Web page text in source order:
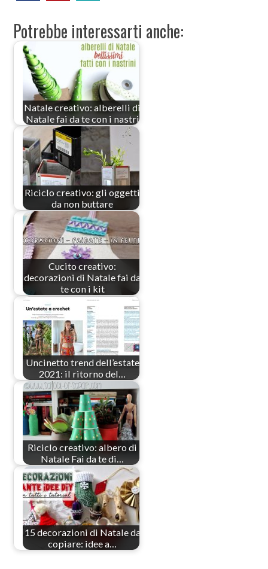
Potrebbe interessarti anche:
Natale creativo: alberelli di
Natale fai da te con i nastri
Riciclo creativo: gli oggetti
da non buttare
Cucito creativo:
decorazioni di Natale fai da
te con i kit
Uncinetto trend dell’estate
2021: il ritorno del…
Riciclo creativo: albero di
Natale Fai da te di…
15 decorazioni di Natale da
copiare: idee a…